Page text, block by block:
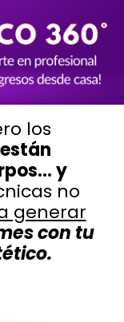
los
y
no
generar
con tu